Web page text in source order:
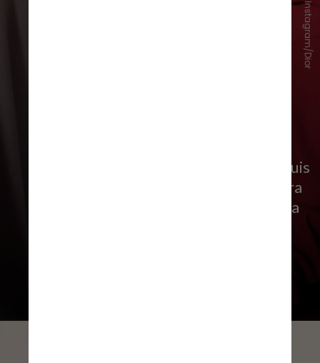
quando Jones ainda trabalhava na Louis
Vuitton, e agora trabalham juntos para
obter tecidos sustentáveis de Burkina
Instagram/Dior